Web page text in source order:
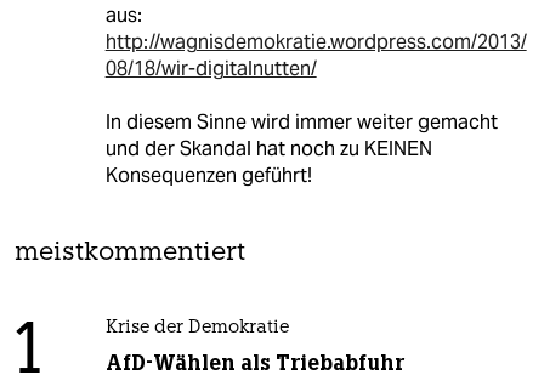
aus:
http://wagnisdemokratie.wordpress.com/2013/
08/18/wir-digitalnutten/
In diesem Sinne wird immer weiter gemacht
und der Skandal hat noch zu KEINEN
Konsequenzen geführt!
meistkommentiert
1 Krise der Demokratie
AfD-Wählen als Triebabfuhr